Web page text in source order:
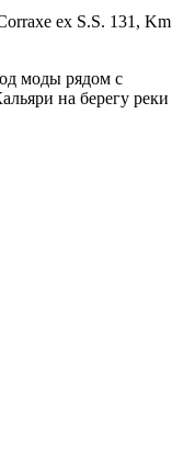
ex S.S. 131, Km
моды рядом с
на берегу реки